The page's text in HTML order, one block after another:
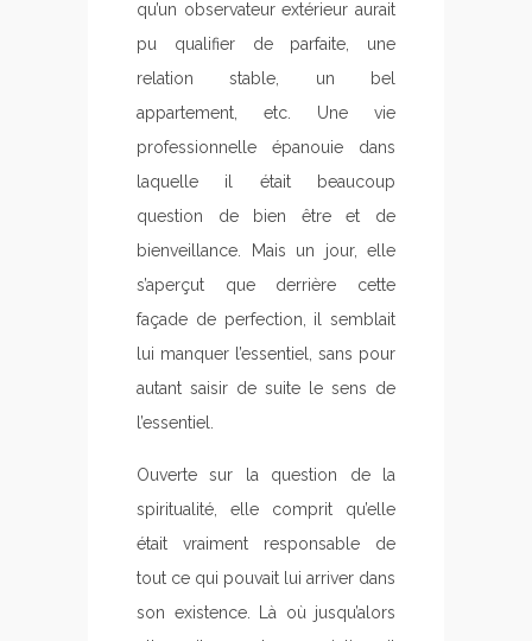
qu’un observateur extérieur aurait
pu qualifier de parfaite, une
relation stable, un bel
appartement, etc. Une vie
professionnelle épanouie dans
laquelle il était beaucoup
question de bien être et de
bienveillance. Mais un jour, elle
s’aperçut que derrière cette
façade de perfection, il semblait
lui manquer l’essentiel, sans pour
autant saisir de suite le sens de
l’essentiel.
Ouverte sur la question de la
spiritualité, elle comprit qu’elle
était vraiment responsable de
tout ce qui pouvait lui arriver dans
son existence. Là où jusqu’alors